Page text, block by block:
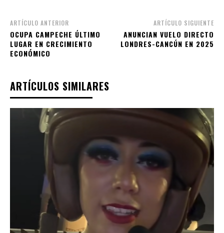
ARTÍCULO ANTERIOR
OCUPA CAMPECHE ÚLTIMO
LUGAR EN CRECIMIENTO
ECONÓMICO
ARTÍCULO SIGUIENTE
ANUNCIAN VUELO DIRECTO
LONDRES-CANCÚN EN 2025
ARTÍCULOS SIMILARES